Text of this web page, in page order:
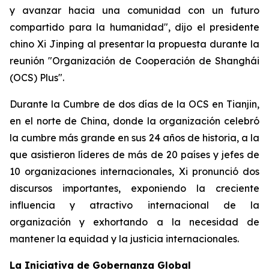
y avanzar hacia una comunidad con un futuro
compartido para la humanidad", dijo el presidente
chino Xi Jinping al presentar la propuesta durante la
reunión "Organización de Cooperación de Shanghái
(OCS) Plus".
Durante la Cumbre de dos días de la OCS en Tianjin,
en el norte de China, donde la organización celebró
la cumbre más grande en sus 24 años de historia, a la
que asistieron líderes de más de 20 países y jefes de
10 organizaciones internacionales, Xi pronunció dos
discursos importantes, exponiendo la creciente
influencia y atractivo internacional de la
organización y exhortando a la necesidad de
mantener la equidad y la justicia internacionales.
La Iniciativa de Gobernanza Global